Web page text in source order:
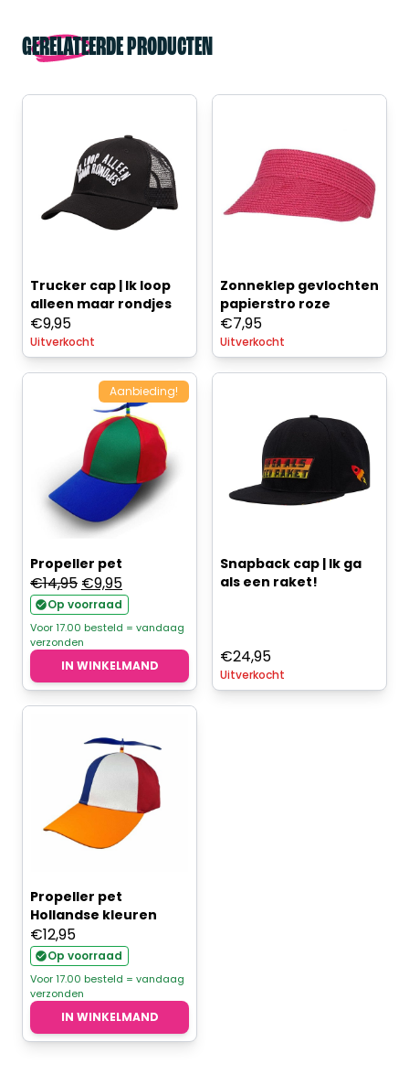
GERELATEERDE PRODUCTEN
Trucker cap | Ik loop
alleen maar rondjes
€9,95
Uitverkocht
Zonneklep gevlochten
papierstro roze
€7,95
Uitverkocht
Aanbieding!
Propeller pet
€14,95 Oorspronkelijke
prijs
was:
€14,95.
€9,95Huidige
prijs
is:
€9,95.
Op voorraad
Voor 17.00 besteld = vandaag
verzonden
IN WINKELMAND
Snapback cap | Ik ga
als een raket!
€24,95
Uitverkocht
Propeller pet
Hollandse kleuren
€12,95
Op voorraad
Voor 17.00 besteld = vandaag
verzonden
IN WINKELMAND